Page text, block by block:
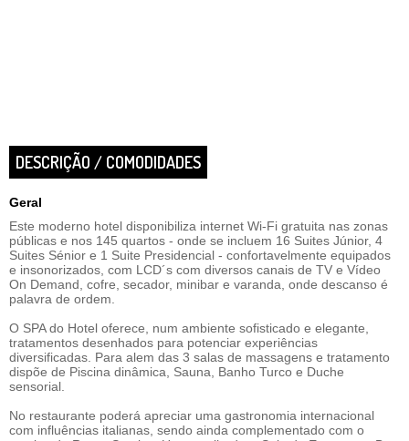
DESCRIÇÃO / COMODIDADES
Geral
Este moderno hotel disponibiliza internet Wi-Fi gratuita nas zonas
públicas e nos 145 quartos - onde se incluem 16 Suites Júnior, 4
Suites Sénior e 1 Suite Presidencial - confortavelmente equipados
e insonorizados, com LCD´s com diversos canais de TV e Vídeo
On Demand, cofre, secador, minibar e varanda, onde descanso é
palavra de ordem.
O SPA do Hotel oferece, num ambiente sofisticado e elegante,
tratamentos desenhados para potenciar experiências
diversificadas. Para alem das 3 salas de massagens e tratamento
dispõe de Piscina dinâmica, Sauna, Banho Turco e Duche
sensorial.
No restaurante poderá apreciar uma gastronomia internacional
com influências italianas, sendo ainda complementado com o